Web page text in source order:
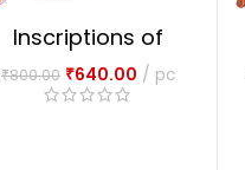
Inscriptions of
Ashoka
₹800.00 ₹640.00 pc